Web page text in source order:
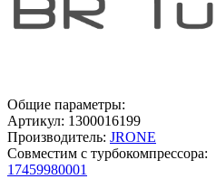
Общие параметры:
Артикул: 1300016199
Производитель: JRONE
Совместим с турбокомпрессора:
17459980001